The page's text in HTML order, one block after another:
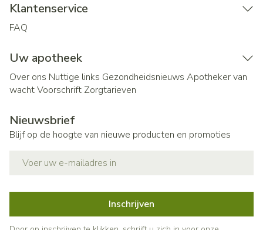
Klantenservice
FAQ
Uw apotheek
Over ons Nuttige links Gezondheidsnieuws Apotheker van
wachtVoorschrift Zorgtarieven
Nieuwsbrief
Blijf op de hoogte van nieuwe producten en promoties
Inschrijven